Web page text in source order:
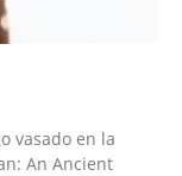
vasado en la
An Ancient